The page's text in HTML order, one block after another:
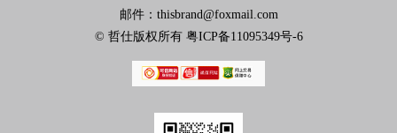
邮件：thisbrand@foxmail.com
© 哲仕版权所有 粤ICP备11095349号-6